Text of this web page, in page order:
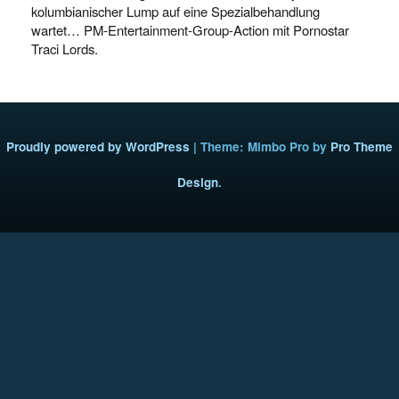
kolumbianischer Lump auf eine Spezialbehandlung
wartet… PM-Entertainment-Group-Action mit Pornostar
Traci Lords.
Proudly powered by WordPress | Theme: Mimbo Pro by Pro Theme
Design.